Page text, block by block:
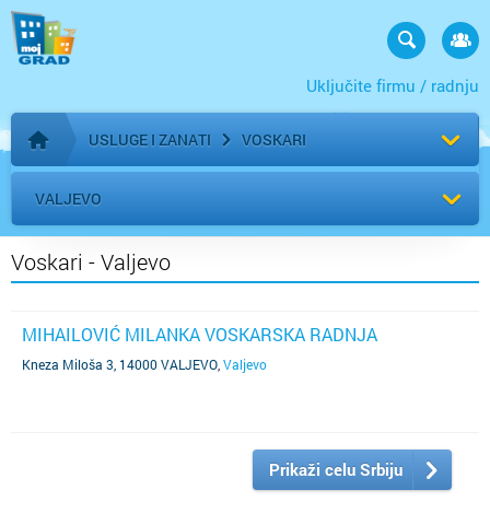
Uključite firmu / radnju
Početna stranica
USLUGE I ZANATI VOSKARI
VALJEVO
Voskari - Valjevo
MIHAILOVIĆ MILANKA VOSKARSKA RADNJA
Kneza Miloša 3, 14000 VALJEVO Valjevo
Prikaži celu Srbiju